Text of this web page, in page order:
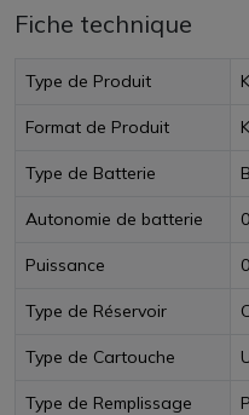
Fiche technique
Type de Produit
Format de Produit
Type de Batterie
Autonomie de batterie
Puissance
Type de Réservoir
Type de Cartouche
Type de Remplissage